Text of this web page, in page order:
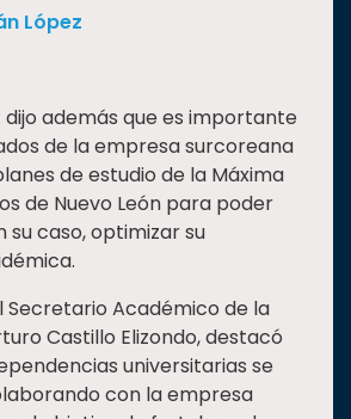
López
dijo además que es importante
de la empresa surcoreana
de estudio de la Máxima
de Nuevo León para poder
su caso, optimizar su
Secretario Académico de la
Castillo Elizondo, destacó
universitarias se
con la empresa